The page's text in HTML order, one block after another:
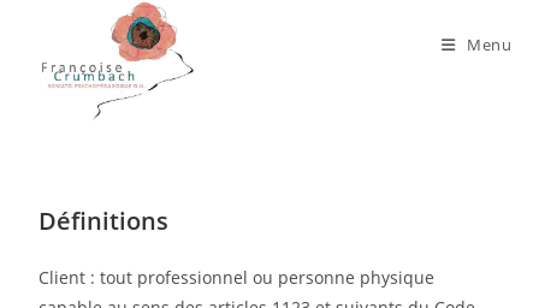
Menu
Définitions
Client : tout professionnel ou personne physique